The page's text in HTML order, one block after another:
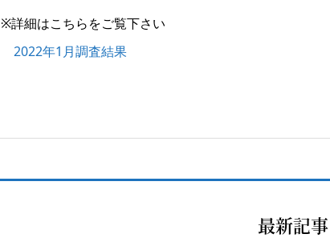
※詳細はこちらをご覧下さい
2022年1月調査結果
最新記事